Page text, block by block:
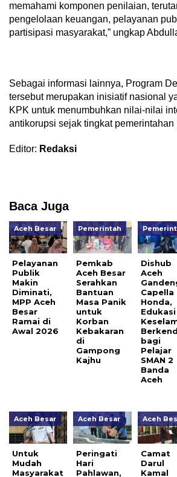
memahami komponen penilaian,
pengelolaan keuangan, pelayanan
partisipasi masyarakat,” ungkap
Sebagai informasi lainnya, Program
tersebut merupakan inisiatif nasional
KPK untuk menumbuhkan nilai-nilai
antikorupsi sejak tingkat pemerintahan
Editor: Redaksi
Baca Juga
Aceh Besar
Pelayanan
Publik
Makin
Diminati,
MPP Aceh
Besar
Ramai di
Awal 2026
Pemerintah
Pemkab
Aceh Besar
Serahkan
Bantuan
Masa Panik
untuk
Korban
Kebakaran
di
Gampong
Kajhu
Dishub
Aceh
Capella
Honda,
Edukasi
bagi
Pelajar
SMAN 2
Banda
Aceh
Aceh Besar
Untuk
Mudah
Masyarakat
Aceh Besar
Peringati
Hari
Pahlawan,
Aceh
Camat
Darul
Kamal